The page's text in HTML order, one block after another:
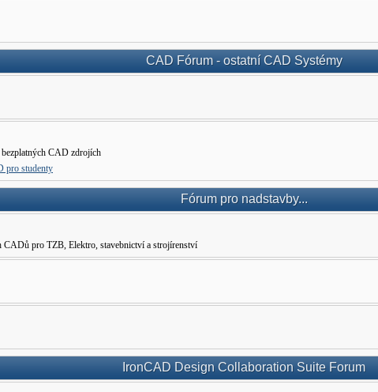
CAD Fórum - ostatní CAD Systémy
CAD zdrojích
pro studenty
Fórum pro nadstavby...
pro TZB, Elektro, stavebnictví a strojírenství
IronCAD Design Collaboration Suite Forum